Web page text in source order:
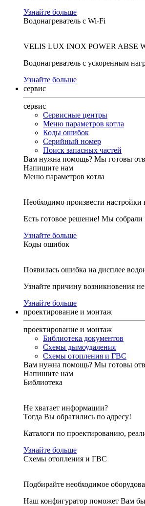
Узнайте больше
Водонагреватель с Wi-Fi
VELIS LUX INOX POWER ABSE
Водонагреватель с ускоренным
Узнайте больше
сервис
сервис
Сервисные центры
Меню параметров котла
Коды ошибок
Серийный номер
Поиск запасных частей
Вам нужна помощь? Мы готовы
Напишите нам
Меню параметров котла
Необходимо произвести настройки
Есть готовое решение! Мы
Узнайте больше
Коды ошибок
Появилась ошибка на дисплее
Узнайте причину возникновения
Узнайте больше
проектирование и монтаж
проектирование и монтаж
Библиотека документов
Схемы дымоудаления
Схемы отопления и ГВС
Вам нужна помощь? Мы готовы
Напишите нам
Библиотека
Не хватает информации?
Тогда Вы обратились по адресу!
Каталоги по проектированию,
Узнайте больше
Схемы отопления и ГВС
Подбирайте необходимое
Наш конфигуратор поможет Вам